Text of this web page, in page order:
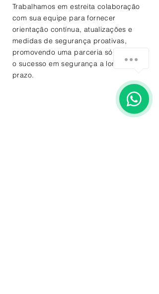
Trabalhamos em estreita colaboração
com sua equipe para fornecer
orientação contínua, atualizações e
medidas de segurança proativas,
promovendo uma parceria sólida para
o sucesso em segurança a longo
prazo.
Como podemos ajudar?
1